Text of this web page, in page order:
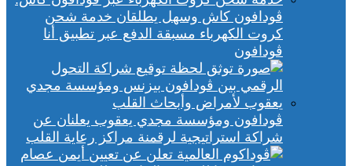
ڤودافون كاش وسهل يطلقان خدمة شحن
كروت الكهرباء مسبقة الدفع عبر تطبيق أنا
ڤودافون
ڤودافون ومؤسسة مجدي يعقوب يعلنان عن
شراكة استراتيجية لرقمنة مراكز رعاية القلب